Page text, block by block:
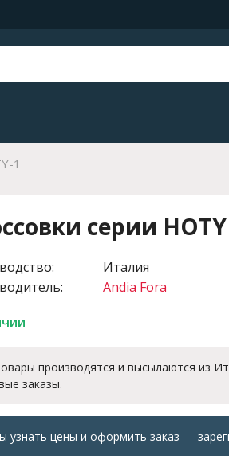
1
серии
Италия
Andia Fora
производятся и высылаются из
заказы.
узнать цены и оформить заказ —